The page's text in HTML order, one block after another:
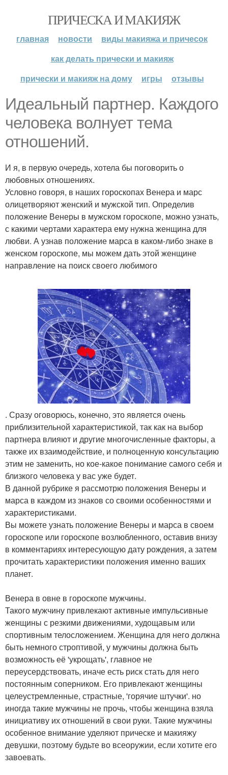
ПРИЧЕСКА И МАКИЯЖ
главная новости
виды макияжа и причесок
как делать прически и макияж
прически и макияж на дому
игры отзывы
Идеальный партнер. Каждого
человека волнует тема
отношений.
И я, в первую очередь, хотела бы поговорить о
любовных отношениях.
Условно говоря, в наших гороскопах Венера и марс
олицетворяют женский и мужской тип. Определив
положение Венеры в мужском гороскопе, можно узнать,
с какими чертами характера ему нужна женщина для
любви. А узнав положение марса в каком-либо знаке в
женском гороскопе, мы можем дать этой женщине
направление на поиск своего любимого
. Сразу оговорюсь, конечно, это является очень
приблизительной характеристикой, так как на выбор
партнера влияют и другие многочисленные факторы, а
также их взаимодействие, и полноценную консультацию
этим не заменить, но кое-какое понимание самого себя и
близкого человека у вас уже будет.
В данной рубрике я рассмотрю положения Венеры и
марса в каждом из знаков со своими особенностями и
характеристиками.
Вы можете узнать положение Венеры и марса в своем
гороскопе или гороскопе возлюбленного, оставив внизу
в комментариях интересующую дату рождения, а затем
прочитать характеристики положения именно ваших
планет.
Венера в овне в гороскопе мужчины.
Такого мужчину привлекают активные импульсивные
женщины с резкими движениями, худощавым или
спортивным телосложением. Женщина для него должна
быть немного строптивой, у мужчины должна быть
возможность её 'укрощать', главное не
переусердствовать, иначе есть риск стать для него
постоянным соперником. Его привлекают женщины
целеустремленные, страстные, 'горячие штучки'. но
иногда такие мужчины не прочь, чтобы женщина взяла
инициативу их отношений в свои руки. Такие мужчины
особенное внимание уделяют прическе и макияжу
девушки, поэтому будьте во всеоружии, если хотите его
завоевать.